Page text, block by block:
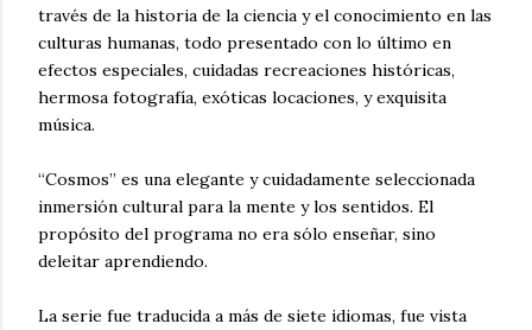
través de la historia de la ciencia y el conocimiento en las
culturas humanas, todo presentado con lo último en
efectos especiales, cuidadas recreaciones históricas,
hermosa fotografía, exóticas locaciones, y exquisita
música.
“Cosmos” es una elegante y cuidadamente seleccionada
inmersión cultural para la mente y los sentidos. El
propósito del programa no era sólo enseñar, sino
deleitar aprendiendo.
La serie fue traducida a más de siete idiomas, fue vista